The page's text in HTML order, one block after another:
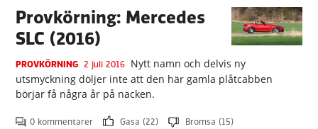
Provkörning: Mercedes
SLC (2016)
PROVKÖRNING 2 juli 2016 Nytt namn och delvis ny
utsmyckning döljer inte att den här gamla plåtcabben
börjar få några år på nacken.
0 kommentarer Gasa (22) Bromsa (15)